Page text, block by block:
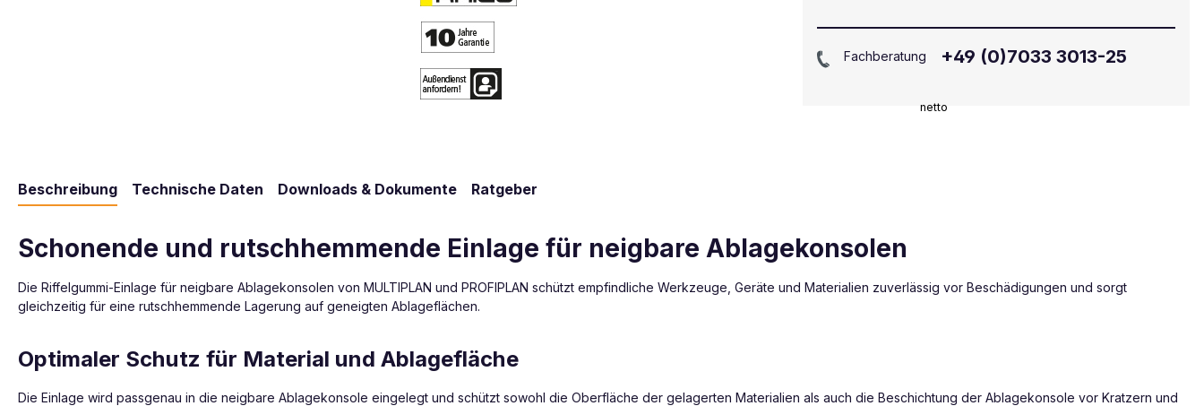
netto
Fachberatung +49 (0)7033 3013-25
Beschreibung Technische Daten Downloads & Dokumente Ratgeber
Schonende und rutschhemmende Einlage für neigbare Ablagekonsolen
Die Riffelgummi-Einlage für neigbare Ablagekonsolen von MULTIPLAN und PROFIPLAN schützt empfindliche Werkzeuge, Geräte und Materialien zuverlässig vor Beschädigungen und sorgt
gleichzeitig für eine rutschhemmende Lagerung auf geneigten Ablageflächen.
Optimaler Schutz für Material und Ablagefläche
Die Einlage wird passgenau in die neigbare Ablagekonsole eingelegt und schützt sowohl die Oberfläche der gelagerten Materialien als auch die Beschichtung der Ablagekonsole vor Kratzern und